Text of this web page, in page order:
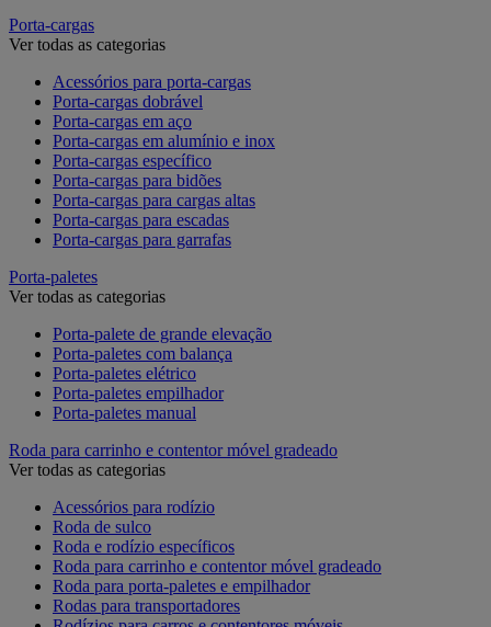
Porta-cargas
Ver todas as categorias
Acessórios para porta-cargas
Porta-cargas dobrável
Porta-cargas em aço
Porta-cargas em alumínio e inox
Porta-cargas específico
Porta-cargas para bidões
Porta-cargas para cargas altas
Porta-cargas para escadas
Porta-cargas para garrafas
Porta-paletes
Ver todas as categorias
Porta-palete de grande elevação
Porta-paletes com balança
Porta-paletes elétrico
Porta-paletes empilhador
Porta-paletes manual
Roda para carrinho e contentor móvel gradeado
Ver todas as categorias
Acessórios para rodízio
Roda de sulco
Roda e rodízio específicos
Roda para carrinho e contentor móvel gradeado
Roda para porta-paletes e empilhador
Rodas para transportadores